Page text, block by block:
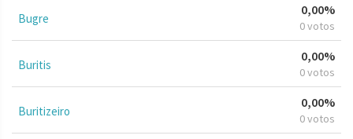
Bugre
0,00%
0 votos
Buritis
0,00%
0 votos
Buritizeiro
0,00%
0 votos